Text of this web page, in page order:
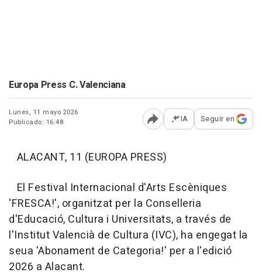
Europa Press C. Valenciana
Lunes, 11 mayo 2026
Publicado: 16:48
Abrir opciones para
IA Seguir en
ALACANT, 11 (EUROPA PRESS)
El Festival Internacional d'Arts Escèniques
'FRESCA!', organitzat per la Conselleria
d'Educació, Cultura i Universitats, a través de
l'Institut Valencià de Cultura (IVC), ha engegat la
seua 'Abonament de Categoria!' per a l'edició
2026 a Alacant.